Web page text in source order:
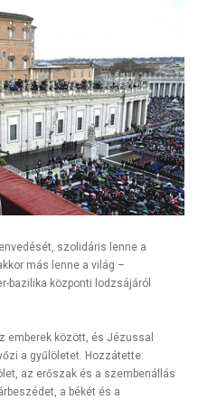
szolidáris lenne a
más lenne a világ –
bazilika központi lodzsájáról
emberek között, és Jézussal
a gyűlöletet. Hozzátette:
az erőszak és a szembenállás
a békét és a